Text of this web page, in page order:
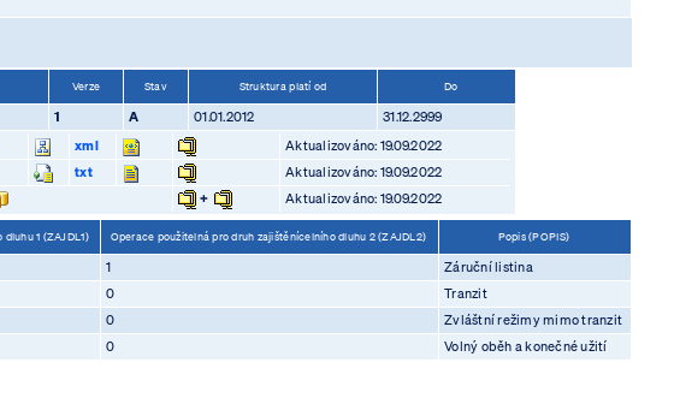
Verze Stav Struktura platí od Do
1 A 01.01.2012
31.12.2999
xml
Aktualizováno: 19.09.2022
txt
Aktualizováno: 19.09.2022
+ Aktualizováno: 19.09.2022
1 (ZAJDL1) Operace použitelná pro druh zajištěnícelního dluhu 2 (ZAJDL2) Popis (POPIS)
1
Záruční listina
0
Tranzit
0
Zvláštní režimy mimo tranzit
0 Volný oběh a konečné užití